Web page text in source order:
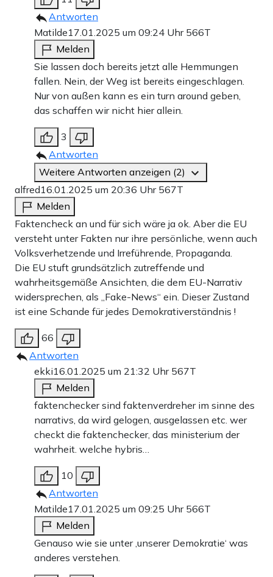
Antworten
Matilde17.01.2025 um 09:24 Uhr 566T
Melden
Sie lassen doch bereits jetzt alle Hemmungen
fallen. Nein, der Weg ist bereits eingeschlagen.
Nur von außen kann es ein turn around geben,
das schaffen wir nicht hier allein.
3
Antworten
Weitere Antworten anzeigen (2)
alfred16.01.2025 um 20:36 Uhr 567T
Melden
Faktencheck an und für sich wäre ja ok. Aber die EU
versteht unter Fakten nur ihre persönliche, wenn auch
Volksverhetzende und Irreführende, Propaganda.
Die EU stuft grundsätzlich zutreffende und
wahrheitsgemäße Ansichten, die dem EU-Narrativ
widersprechen, als „Fake-News“ ein. Dieser Zustand
ist eine Schande für jedes Demokrativerständnis !
66
Antworten
ekki16.01.2025 um 21:32 Uhr 567T
Melden
faktenchecker sind faktenverdreher im sinne des
narrativs, da wird gelogen, ausgelassen etc. wer
checkt die faktenchecker, das ministerium der
wahrheit. welche hybris…
10
Antworten
Matilde17.01.2025 um 09:25 Uhr 566T
Melden
Genauso wie sie unter ‚unserer Demokratie‘ was
anderes verstehen.